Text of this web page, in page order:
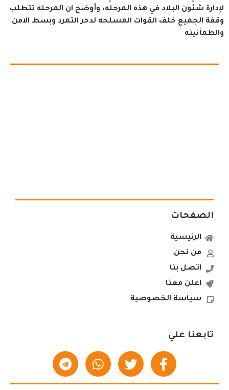
لإدارة شئون البلاد في هذه المرحله، وأوضح ان المرحله تتطلب
وقفة الجميع خلف القوات المسلحه لدحر التمرد وبسط الامن
والطمأنينه
الصفحات
الرئيسية
من نحن
اتصل بنا
اعلن معنا
سياسة الخصوصية
تابعنا علي